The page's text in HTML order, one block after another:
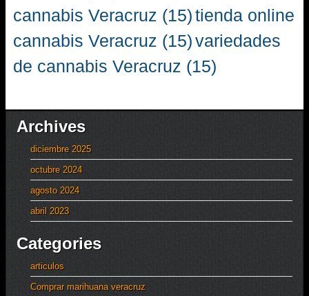
cannabis Veracruz (15)tienda online
cannabis Veracruz (15)variedades
de cannabis Veracruz (15)
Archives
diciembre 2025
octubre 2024
agosto 2024
abril 2023
Categories
articulos
Comprar marihuana veracruz